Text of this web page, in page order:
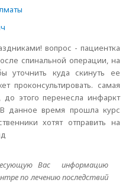
вопрос - пациентка
спинальной операции, на
уточнить куда скинуть ее
проконсультировать. самая
до этого перенесла инфаркт
данное время прошла курс
хотят отправить на
Вас информацию
по лечению последствий